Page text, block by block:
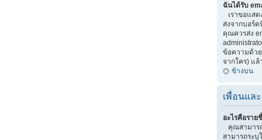
ฉันได้รับ
เราขอแสด
ส่งจากบอร์
คุณควรส่ง
ข้อความด้ว
จากใคร) แล้
ข้างบน
เพื่อนแล
อะไรคือรา
คุณสามาร
สามารถระ